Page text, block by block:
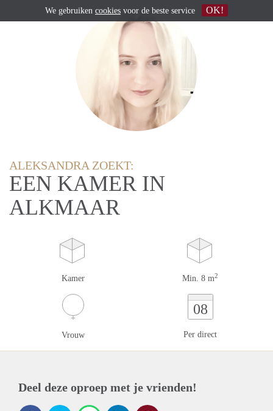
ALEKSANDRA ZOEKT:
EEN KAMER IN
ALKMAAR
Kamer Min. 8 m2
Vrouw
08
Per direct
Deel deze oproep met je vrienden!
We gebruiken cookies voor de beste service OK!